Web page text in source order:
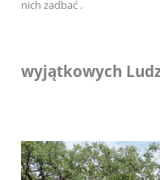
nich zadbać .
wyjątkowych